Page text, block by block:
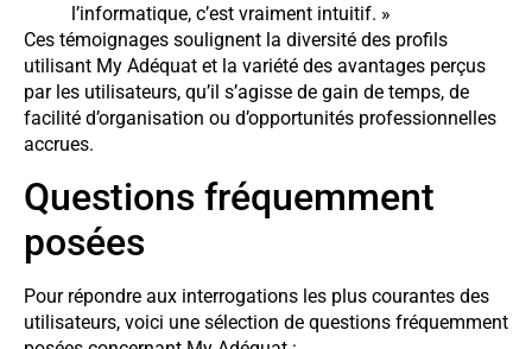
l’informatique, c’est vraiment intuitif. »
Ces témoignages soulignent la diversité des profils
utilisant My Adéquat et la variété des avantages perçus
par les utilisateurs, qu’il s’agisse de gain de temps, de
facilité d’organisation ou d’opportunités professionnelles
accrues.
Questions fréquemment
posées
Pour répondre aux interrogations les plus courantes des
utilisateurs, voici une sélection de questions fréquemment